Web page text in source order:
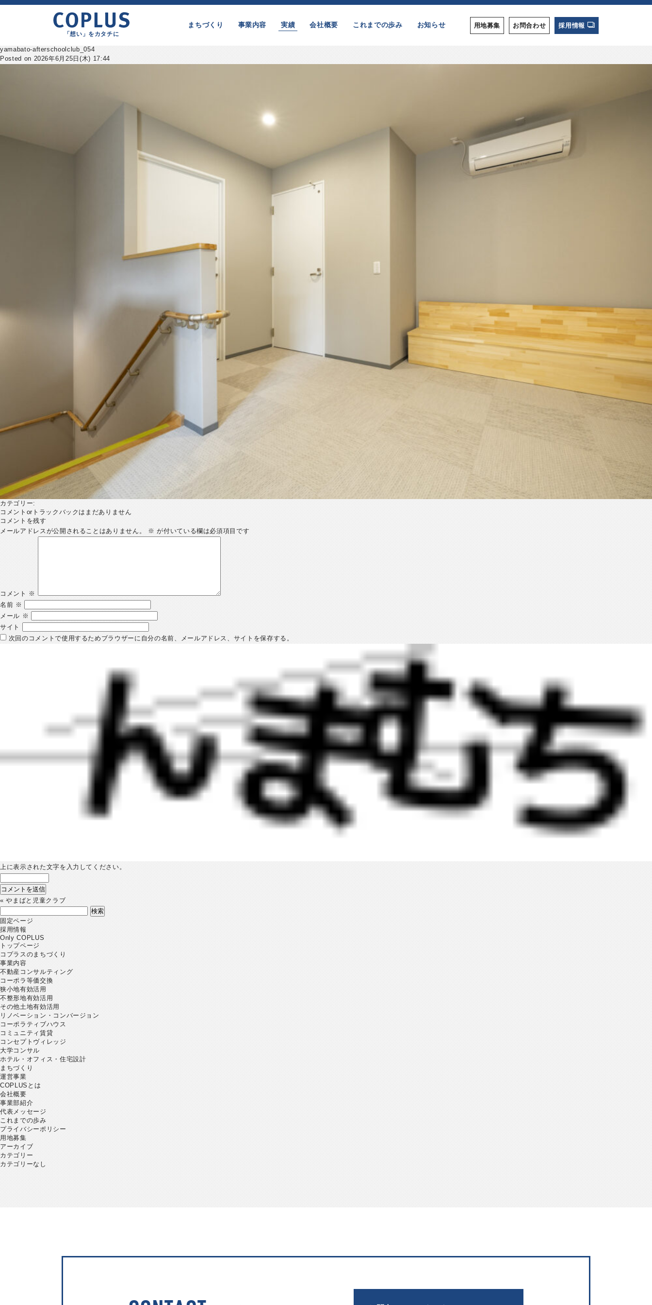
「想い」をカタチに
まちづくり 事業内容 実績 会社概要 これまでの歩み お知らせ 用地募集 お問合わせ 採用情報
yamabato-afterschoolclub_054
Posted on 2026年6月25日(木) 17:44
カテゴリー:
コメントorトラックバックはまだありません
コメントを残す
メールアドレスが公開されることはありません。
※ が付いている欄は必須項目です
コメント
※
名前 ※
メール ※
サイト
次回のコメントで使用するためブラウザーに自分の名前、メールアドレス、サイトを保存する。
上に表示された文字を入力してください。
«やまばと児童クラブ
索:
固定ページ
採用情報
Only COPLUS
トップページ
コプラスのまちづくり
事業内容
不動産コンサルティング
コーポラ等価交換
狭小地有効活用
不整形地有効活用
その他土地有効活用
リノベーション・コンバージョン
コーポラティブハウス
コミュニティ賃貸
コンセプトヴィレッジ
大学コンサル
ホテル・オフィス・住宅設計
まちづくり
運営事業
COPLUSとは
会社概要
事業部紹介
代表メッセージ
これまでの歩み
プライバシーポリシー
用地募集
アーカイブ
カテゴリー
カテゴリーなし